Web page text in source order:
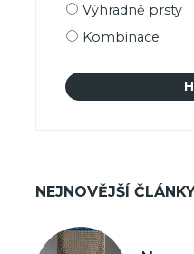
Výhradně prsty
Kombinace
NEJNOVĚJŠÍ